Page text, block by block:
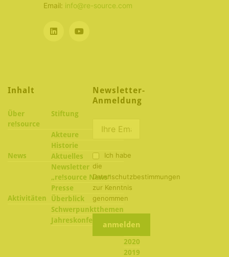
Email: info@re-source.com
Inhalt
Über
re!source
Stiftung
Akteure
Historie
News
Aktuelles
Newsletter
„re!source News“
Presse
Aktivitäten
Überblick
Schwerpunktthemen
Jahreskonferenzen
2022
2020
2019
Newsletter-
Anmeldung
Ich habe
die
Datenschutzbestimmungen
zur Kenntnis
genommen